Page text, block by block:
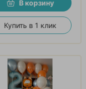
В корзину
Купить в 1 клик